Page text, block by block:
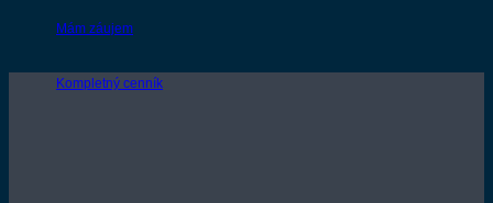
Mám záujem
Kompletný cenník